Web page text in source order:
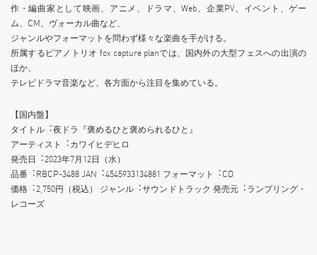
作・編曲家として映画、アニメ、ドラマ、Web、企業PV、イベント、ゲー
ム、CM、ヴォーカル曲など、
ジャンルやフォーマットを問わず様々な楽曲を⼿がける。
所属するピアノトリオ fox capture planでは、国内外の⼤型フェスへの出演の
ほか、
テレビドラマ⾳楽など、各⽅⾯から注⽬を集めている。
【国内盤】
タイトル︓夜ドラ『褒めるひと褒められるひと』
アーティスト︓カワイヒデヒロ
発売⽇︓2023年7⽉12⽇（⽔）
品番︓RBCP-3488 JAN︓4545933134881 フォーマット︓CD
価格︓2,750円（税込） ジャンル︓サウンドトラック 発売元︓ランブリング・
レコーズ